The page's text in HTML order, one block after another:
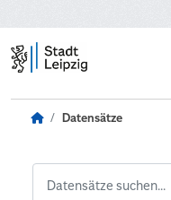
Datensätze